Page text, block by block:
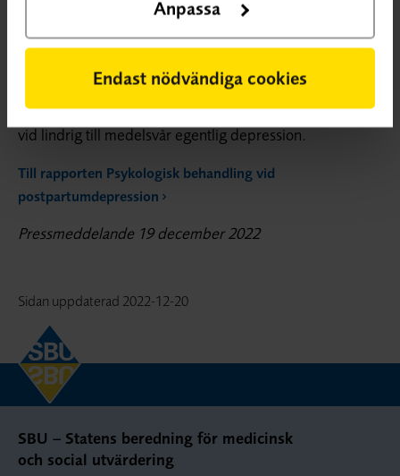
Anpassa
Endast nödvändiga cookies
vården erbjuds ofta personcentrerade stödjande samtal i
ett första steg, vid behov även psykologiska
I Socialstyrelsens behandlingsriktlinjer rekommenderas i
första hand KBT och IPT som psykologiska behandlingar
vid lindrig till medelsvår egentlig depression.
Till rapporten Psykologisk behandling vid
postpartumdepression
Pressmeddelande 19 december 2022
Sidan uppdaterad 2022-12-20
SBU – Statens beredning för medicinsk
och social utvärdering